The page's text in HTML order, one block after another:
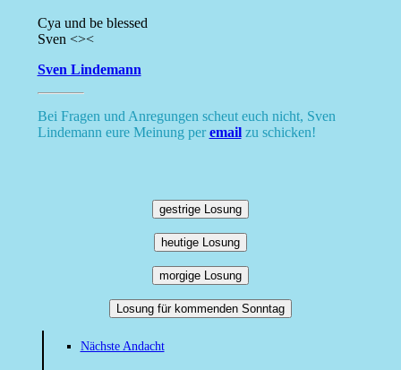
Cya und be blessed
Sven <><
Sven Lindemann
Bei Fragen und Anregungen scheut euch nicht, Sven
Lindemann eure Meinung peremailzu schicken!
gestrige Losung
heutige Losung
morgige Losung
Losung für kommenden Sonntag
Nächste Andacht